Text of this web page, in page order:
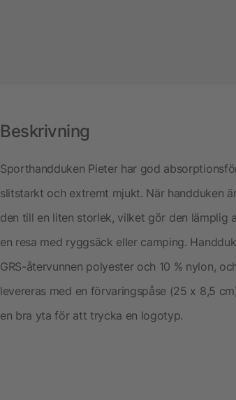
Beskrivning
Sporthandduken Pieter har god
slitstarkt och extremt mjukt. När handduken
den till en liten storlek, vilket gör den lämplig
en resa med ryggsäck eller camping.
GRS-återvunnen polyester och 10 % nylon,
levereras med en förvaringspåse (25 x 8,5
en bra yta för att trycka en logotyp.